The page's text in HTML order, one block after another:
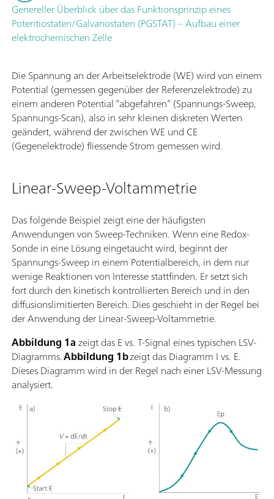
Genereller Überblick über das Funktionsprinzip eines
Potentiostaten/Galvanostaten (PGSTAT) – Aufbau einer
elektrochemischen Zelle
Die Spannung an der Arbeitselektrode (WE) wird von einem
Potential (gemessen gegenüber der Referenzelektrode) zu
einem anderen Potential “abgefahren” (Spannungs-Sweep,
Spannungs-Scan), also in sehr kleinen diskreten Werten
geändert, während der zwischen WE und CE
(Gegenelektrode) fliessende Strom gemessen wird.
Linear-Sweep-Voltammetrie
Das folgende Beispiel zeigt eine der häufigsten
Anwendungen von Sweep-Techniken. Wenn eine Redox-
Sonde in eine Lösung eingetaucht wird, beginnt der
Spannungs-Sweep in einem Potentialbereich, in dem nur
wenige Reaktionen von Interesse stattfinden. Er setzt sich
fort durch den kinetisch kontrollierten Bereich und in den
diffusionslimitierten Bereich. Dies geschieht in der Regel bei
der Anwendung der Linear-Sweep-Voltammetrie.
Abbildung 1azeigt das E vs. T-Signal eines typischen LSV-
Diagramms.Abbildung 1bzeigt das Diagramm I vs. E.
Dieses Diagramm wird in der Regel nach einer LSV-Messung
analysiert.